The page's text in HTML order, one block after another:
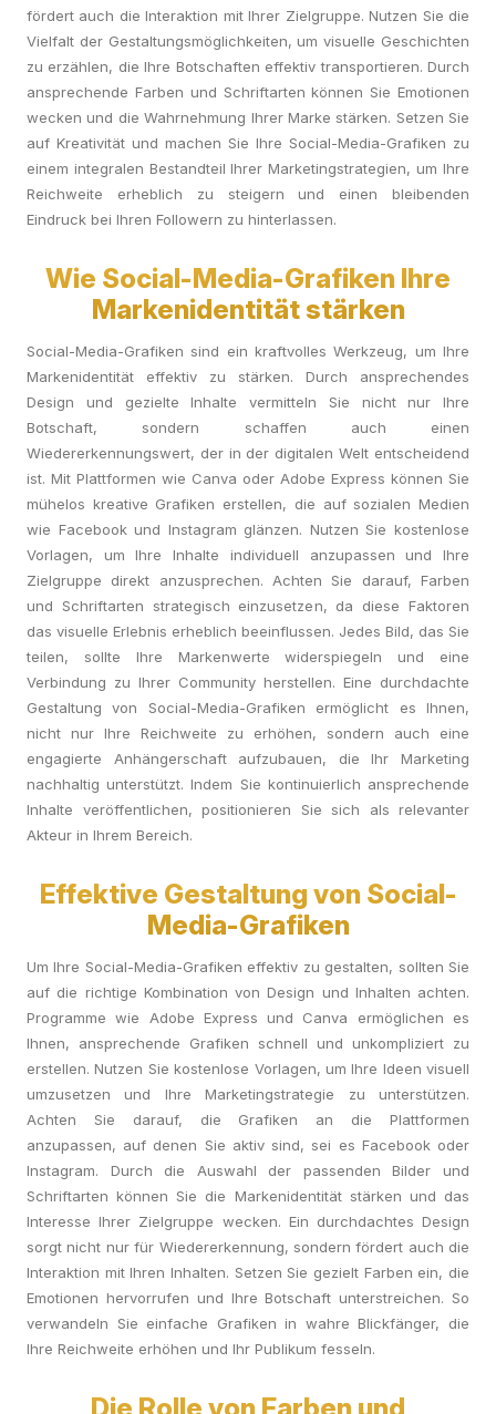
fördert auch die Interaktion mit Ihrer Zielgruppe. Nutzen Sie die
Vielfalt der Gestaltungsmöglichkeiten, um visuelle Geschichten
zu erzählen, die Ihre Botschaften effektiv transportieren. Durch
ansprechende Farben und Schriftarten können Sie Emotionen
wecken und die Wahrnehmung Ihrer Marke stärken. Setzen Sie
auf Kreativität und machen Sie Ihre Social-Media-Grafiken zu
einem integralen Bestandteil Ihrer Marketingstrategien, um Ihre
Reichweite erheblich zu steigern und einen bleibenden
Eindruck bei Ihren Followern zu hinterlassen.
Wie Social-Media-Grafiken Ihre
Markenidentität stärken
Social-Media-Grafiken sind ein kraftvolles Werkzeug, um Ihre
Markenidentität effektiv zu stärken. Durch ansprechendes
Design und gezielte Inhalte vermitteln Sie nicht nur Ihre
Botschaft, sondern schaffen auch einen
Wiedererkennungswert, der in der digitalen Welt entscheidend
ist. Mit Plattformen wie Canva oder Adobe Express können Sie
mühelos kreative Grafiken erstellen, die auf sozialen Medien
wie Facebook und Instagram glänzen. Nutzen Sie kostenlose
Vorlagen, um Ihre Inhalte individuell anzupassen und Ihre
Zielgruppe direkt anzusprechen. Achten Sie darauf, Farben
und Schriftarten strategisch einzusetzen, da diese Faktoren
das visuelle Erlebnis erheblich beeinflussen. Jedes Bild, das Sie
teilen, sollte Ihre Markenwerte widerspiegeln und eine
Verbindung zu Ihrer Community herstellen. Eine durchdachte
Gestaltung von Social-Media-Grafiken ermöglicht es Ihnen,
nicht nur Ihre Reichweite zu erhöhen, sondern auch eine
engagierte Anhängerschaft aufzubauen, die Ihr Marketing
nachhaltig unterstützt. Indem Sie kontinuierlich ansprechende
Inhalte veröffentlichen, positionieren Sie sich als relevanter
Akteur in Ihrem Bereich.
Effektive Gestaltung von Social-
Media-Grafiken
Um Ihre Social-Media-Grafiken effektiv zu gestalten, sollten Sie
auf die richtige Kombination von Design und Inhalten achten.
Programme wie Adobe Express und Canva ermöglichen es
Ihnen, ansprechende Grafiken schnell und unkompliziert zu
erstellen. Nutzen Sie kostenlose Vorlagen, um Ihre Ideen visuell
umzusetzen und Ihre Marketingstrategie zu unterstützen.
Achten Sie darauf, die Grafiken an die Plattformen
anzupassen, auf denen Sie aktiv sind, sei es Facebook oder
Instagram. Durch die Auswahl der passenden Bilder und
Schriftarten können Sie die Markenidentität stärken und das
Interesse Ihrer Zielgruppe wecken. Ein durchdachtes Design
sorgt nicht nur für Wiedererkennung, sondern fördert auch die
Interaktion mit Ihren Inhalten. Setzen Sie gezielt Farben ein, die
Emotionen hervorrufen und Ihre Botschaft unterstreichen. So
verwandeln Sie einfache Grafiken in wahre Blickfänger, die
Ihre Reichweite erhöhen und Ihr Publikum fesseln.